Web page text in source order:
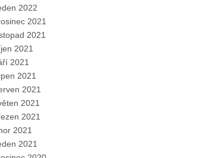
2022
2021
2021
2021
2021
2021
2021
2021
2021
2021
2021